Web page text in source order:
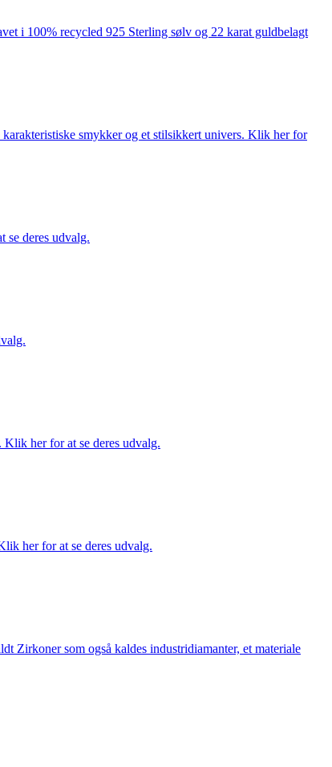
i 100% recycled 925 Sterling sølv og 22 karat guldbelagt
smykker og et stilsikkert univers. Klik her for
se deres udvalg.
Klik her for at se deres udvalg.
her for at se deres udvalg.
Zirkoner som også kaldes industridiamanter, et materiale